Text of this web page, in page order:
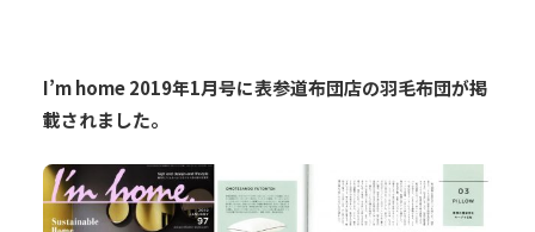
I’m home 2019年1月号に表参道布団店の羽毛布団が掲
載されました。